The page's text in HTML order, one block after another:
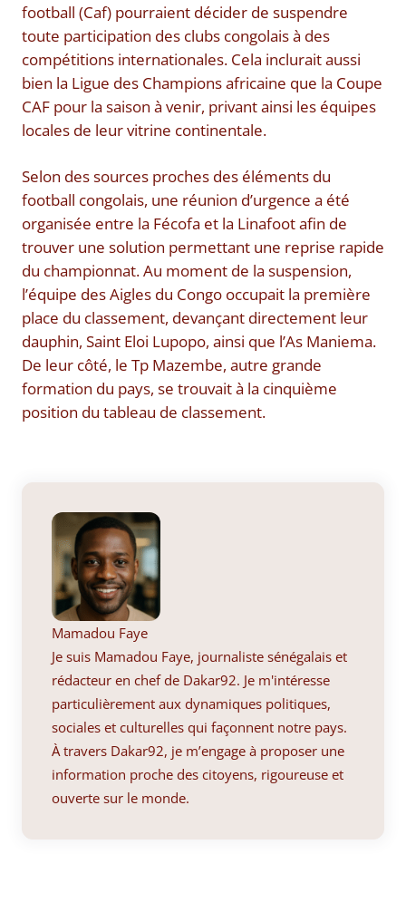
football (Caf) pourraient décider de suspendre
toute participation des clubs congolais à des
compétitions internationales. Cela inclurait aussi
bien la Ligue des Champions africaine que la Coupe
CAF pour la saison à venir, privant ainsi les équipes
locales de leur vitrine continentale.
Selon des sources proches des éléments du
football congolais, une réunion d’urgence a été
organisée entre la Fécofa et la Linafoot afin de
trouver une solution permettant une reprise rapide
du championnat. Au moment de la suspension,
l’équipe des Aigles du Congo occupait la première
place du classement, devançant directement leur
dauphin, Saint Eloi Lupopo, ainsi que l’As Maniema.
De leur côté, le Tp Mazembe, autre grande
formation du pays, se trouvait à la cinquième
position du tableau de classement.
Mamadou Faye
Je suis Mamadou Faye, journaliste sénégalais et
rédacteur en chef de Dakar92. Je m'intéresse
particulièrement aux dynamiques politiques,
sociales et culturelles qui façonnent notre pays.
À travers Dakar92, je m’engage à proposer une
information proche des citoyens, rigoureuse et
ouverte sur le monde.